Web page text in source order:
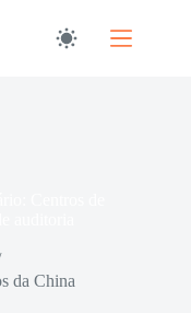
da China